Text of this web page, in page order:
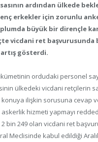
ardından ülkede
erkekler için zorunlu
büyük bir dirençle
vicdani ret başvurusunda
gösterdi.
ordudaki personel
ülkedeki vicdani retçilerin
ilişkin sorusuna cevap
askerlik hizmeti yapmayı
2 bin 249 olan vicdani ret
Meclisinde kabul edildiği